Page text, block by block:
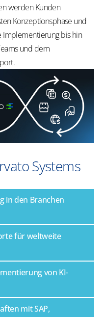
werden Kunden
Konzeptionsphase und
Implementierung bis hin
und dem
Systems
in den Branchen
für weltweite
von KI-
mit SAP,